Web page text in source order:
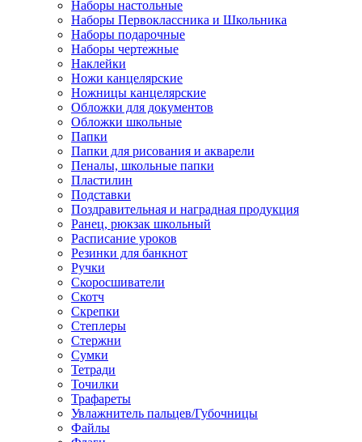
Наборы настольные
Наборы Первоклассника и Школьника
Наборы подарочные
Наборы чертежные
Наклейки
Ножи канцелярские
Ножницы канцелярские
Обложки для документов
Обложки школьные
Папки
Папки для рисования и акварели
Пеналы, школьные папки
Пластилин
Подставки
Поздравительная и наградная продукция
Ранец, рюкзак школьный
Расписание уроков
Резинки для банкнот
Ручки
Скоросшиватели
Скотч
Скрепки
Степлеры
Стержни
Сумки
Тетради
Точилки
Трафареты
Увлажнитель пальцев/Губочницы
Файлы